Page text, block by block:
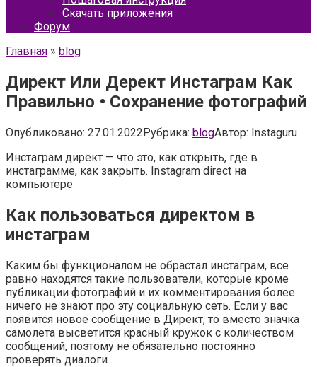
Скачать приложения
Форум
Главная » blog
Директ Или Дерект Инстаграм Как
Правильно • Сохранение фотографий
Опубликовано: 27.01.2022Рубрика: blogАвтор: Instaguru
Инстаграм директ — что это, как открыть, где в
инстаграмме, как закрыть. Instagram direct на
компьютере
Как пользоваться директом в
инстаграм
Каким бы функционалом не обрастал инстаграм, все
равно находятся такие пользователи, которые кроме
публикации фотографий и их комментирования более
ничего не знают про эту социальную сеть. Если у вас
появится новое сообщение в Директ, то вместо значка
самолета высветится красный кружок с количеством
сообщений, поэтому не обязательно постоянно
проверять диалоги.